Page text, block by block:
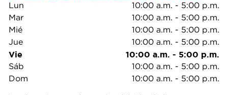
Lun 10:00 a.m. - 5:00 p.m.
Mar
10:00 a.m. - 5:00 p.m.
Mié
10:00 a.m. - 5:00 p.m.
Jue
10:00 a.m. - 5:00 p.m.
Vie 10:00 a.m. - 5:00 p.m.
Sáb 10:00 a.m. - 5:00 p.m.
Dom
10:00 a.m. - 5:00 p.m.